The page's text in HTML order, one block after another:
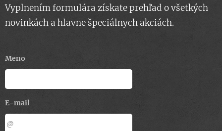
Vyplnením formulára získate prehľad o všetkých
novinkách a hlavne špeciálnych akciách.
Meno
E-mail